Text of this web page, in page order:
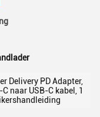
Delivery PD Adapter,
C naar USB-C kabel, 1